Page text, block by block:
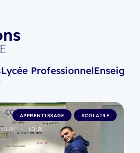
Lycée Professionnel
APPRENTISSAGE SCOLAIRE
• CFA